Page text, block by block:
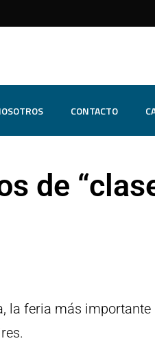
CONTACTO
de
la feria más importante